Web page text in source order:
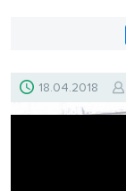
18.04.2018